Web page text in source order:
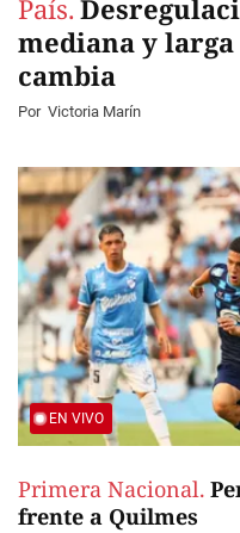
País.
mediana y
cambia
Por Victoria Marín
EN VIVO
Primera Nacional.
frente a Quilmes